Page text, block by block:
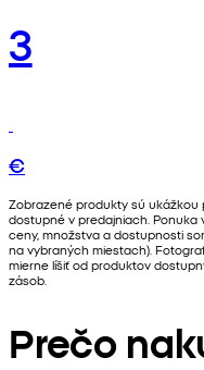
3
€
Zobrazené produkty sú
dostupné v predajniach. Ponuka
ceny, množstva a dostupnosti
na vybraných miestach).
mierne líšiť od produktov
zásob.
Prečo